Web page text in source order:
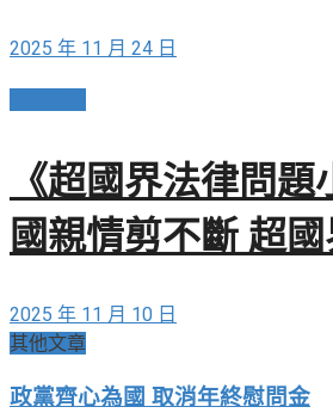
2025 年 11 月 24 日
《超國界法律問
國親情剪不斷 超
2025 年 11 月 10 日
其他文章
政黨齊心為國 取消年終慰問金